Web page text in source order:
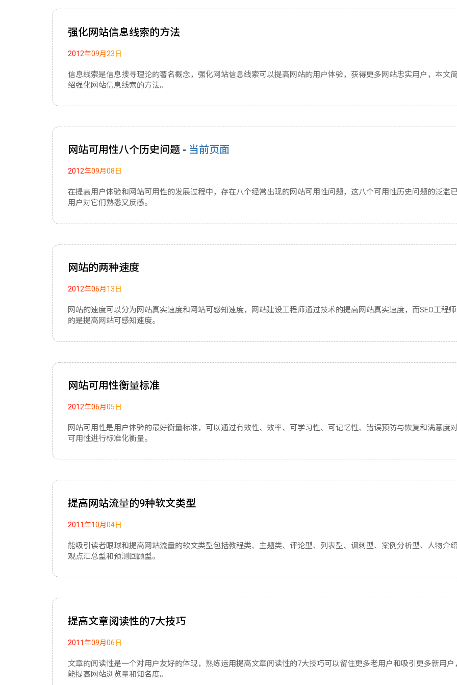
强化网站信息线索的方法
2012年09月23日
信息线索是信息搜寻理论的著名概念，强化网站信息线索可以提高网站的用户体验，获得更多网站忠实用户，本文
绍强化网站信息线索的方法。
网站可用性八个历史问题 - 当前页面
2012年09月08日
在提高用户体验和网站可用性的发展过程中，存在八个经常出现的网站可用性问题，这八个可用性历史问题的泛滥
用户对它们熟悉又反感。
网站的两种速度
2012年06月13日
网站的速度可以分为网站真实速度和网站可感知速度，网站建设工程师通过技术的提高网站真实速度，而SEO工程
的是提高网站可感知速度。
网站可用性衡量标准
2012年06月05日
网站可用性是用户体验的最好衡量标准，可以通过有效性、效率、可学习性、可记忆性、错误预防与恢复和满意度
可用性进行标准化衡量。
提高网站流量的9种软文类型
2011年10月04日
能吸引读者眼球和提高网站流量的软文类型包括教程类、主题类、评论型、列表型、讽刺型、案例分析型、人物介
观点汇总型和预测回顾型。
提高文章阅读性的7大技巧
2011年09月06日
文章的阅读性是一个对用户友好的体现，熟练运用提高文章阅读性的7大技巧可以留住更多老用户和吸引更多新用户
能提高网站浏览量和知名度。